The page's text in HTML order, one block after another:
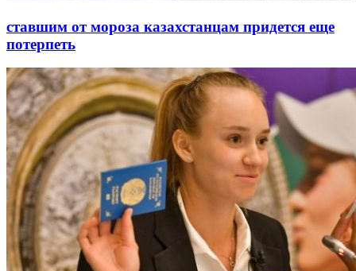
ставшим от мороза казахстанцам придется еще
потерпеть